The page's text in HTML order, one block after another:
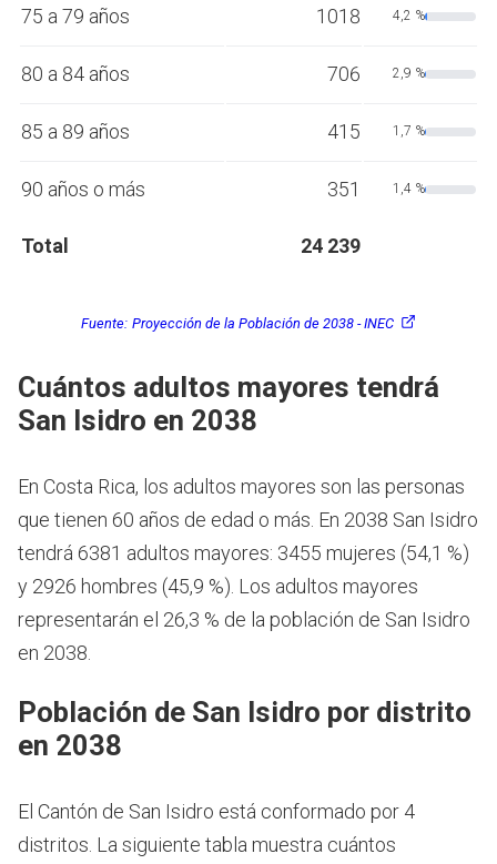
75 a 79 años 1018 4,2 %
80 a 84 años 706 2,9 %
85 a 89 años 415 1,7 %
90 años o más 351 1,4 %
Total 24 239
Fuente: Proyección de la Población de 2038 - INEC
Cuántos adultos mayores tendrá
San Isidro en 2038
En Costa Rica, los adultos mayores son las personas
que tienen 60 años de edad o más. En 2038 San Isidro
tendrá 6381 adultos mayores: 3455 mujeres (54,1 %)
y 2926 hombres (45,9 %). Los adultos mayores
representarán el 26,3 % de la población de San Isidro
en 2038.
Población de San Isidro por distrito
en 2038
El Cantón de San Isidro está conformado por 4
distritos. La siguiente tabla muestra cuántos